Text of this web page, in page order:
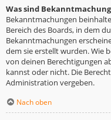
Was sind
Bekanntmachungen
Bereich des Boards, in dem
Bekanntmachungen
dem sie erstellt wurden. Wie
von deinen Berechtigungen
kannst oder nicht. Die
Administration vergeben.
Nach oben